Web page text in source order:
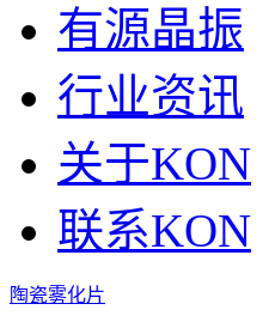
有源晶振
行业资讯
关于KON
联系KON
陶瓷雾化片